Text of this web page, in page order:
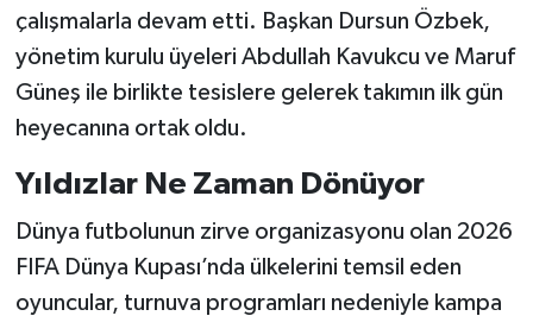
çalışmalarla devam etti. Başkan Dursun Özbek,
yönetim kurulu üyeleri Abdullah Kavukcu ve Maruf
Güneş ile birlikte tesislere gelerek takımın ilk gün
heyecanına ortak oldu.
Yıldızlar Ne Zaman Dönüyor
Dünya futbolunun zirve organizasyonu olan 2026
FIFA Dünya Kupası’nda ülkelerini temsil eden
oyuncular, turnuva programları nedeniyle kampa